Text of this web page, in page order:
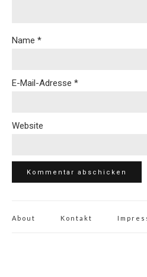
Name *
E-Mail-Adresse *
Website
About Kontakt